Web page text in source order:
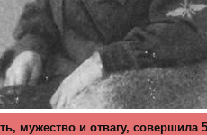
мужество и отвагу,